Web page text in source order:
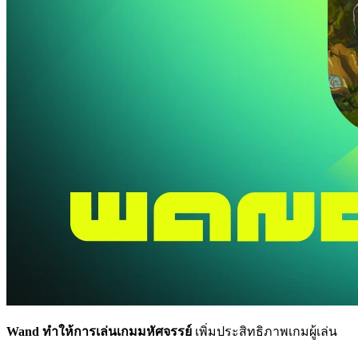
Wand ทำให้การเล่นเกมมหัศจรรย์ เพิ่มประสิทธิภาพเกมผู้เล่น